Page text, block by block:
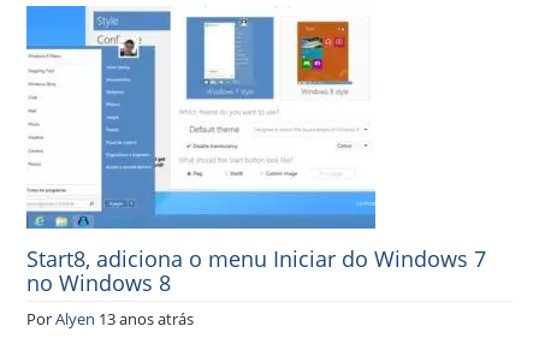
Start8, adiciona o menu Iniciar do Windows 7
no Windows 8
PorAlyen 13 anos atrás